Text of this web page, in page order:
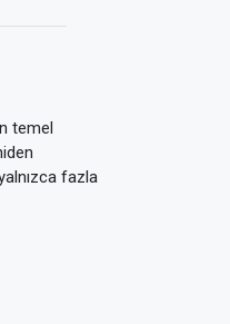
temel
fazla